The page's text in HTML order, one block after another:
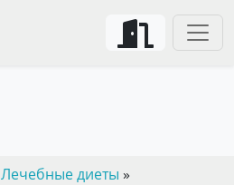
Лечебные диеты »